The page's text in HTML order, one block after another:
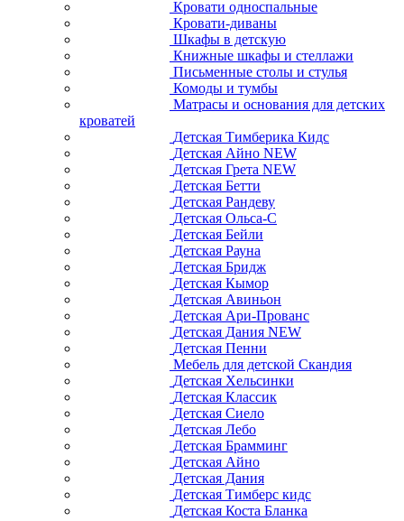
Кровати односпальные
Кровати-диваны
Шкафы в детскую
Книжные шкафы и стеллажи
Письменные столы и стулья
Комоды и тумбы
Матрасы и основания для детских
кроватей
Детская Тимберика Кидс
Детская Айно NEW
Детская Грета NEW
Детская Бетти
Детская Рандеву
Детская Ольса-С
Детская Бейли
Детская Рауна
Детская Бридж
Детская Кымор
Детская Авиньон
Детская Ари-Прованс
Детская Дания NEW
Детская Пенни
Мебель для детской Скандия
Детская Хельсинки
Детская Классик
Детская Сиело
Детская Лебо
Детская Брамминг
Детская Айно
Детская Дания
Детская Тимберс кидс
Детская Коста Бланка